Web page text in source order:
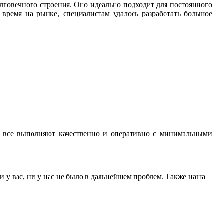
строения. Оно идеально подходит для постоянного
на рынке, специалистам удалось разработать большое
выполняют качественно и оперативно с минимальными
у вас, ни у нас не было в дальнейшем проблем. Также наша